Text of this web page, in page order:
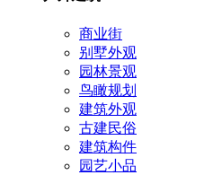
商业街
别墅外观
园林景观
鸟瞰规划
建筑外观
古建民俗
建筑构件
园艺小品